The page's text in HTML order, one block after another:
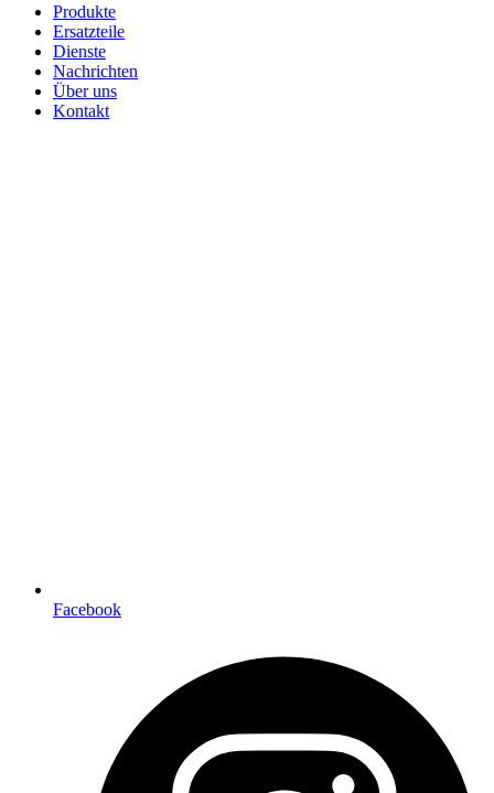
Produkte
Ersatzteile
Dienste
Nachrichten
Über uns
Kontakt
Facebook